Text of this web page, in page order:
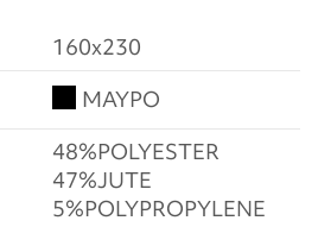
160x230
ΜΑΥΡΟ
48%POLYESTER
47%JUTE
5%POLYPROPYLENE